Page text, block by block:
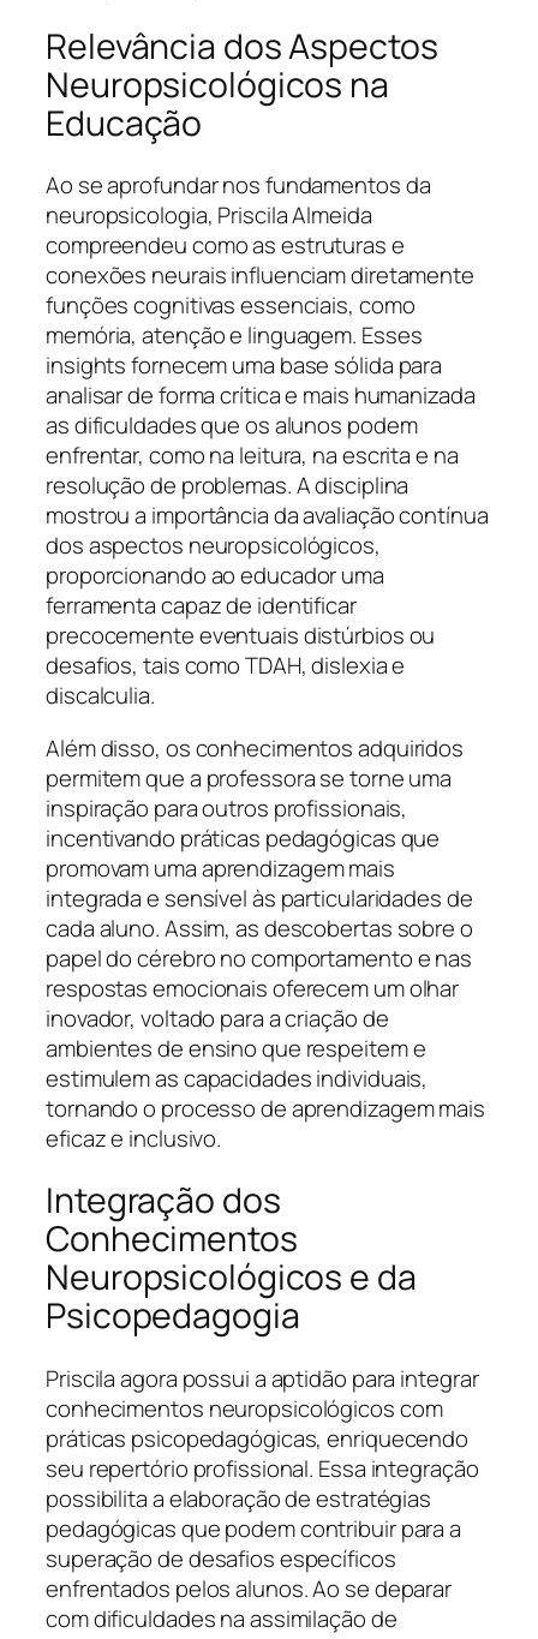
Relevância dos Aspectos
Neuropsicológicos na
Educação
Ao se aprofundar nos fundamentos da
neuropsicologia, Priscila Almeida
compreendeu como as estruturas e
conexões neurais influenciam diretamente
funções cognitivas essenciais, como
memória, atenção e linguagem. Esses
insights fornecem uma base sólida para
analisar de forma crítica e mais humanizada
as dificuldades que os alunos podem
enfrentar, como na leitura, na escrita e na
resolução de problemas. A disciplina
mostrou a importância da avaliação contínua
dos aspectos neuropsicológicos,
proporcionando ao educador uma
ferramenta capaz de identificar
precocemente eventuais distúrbios ou
desafios, tais como TDAH, dislexia e
discalculia.
Além disso, os conhecimentos adquiridos
permitem que a professora se torne uma
inspiração para outros profissionais,
incentivando práticas pedagógicas que
promovam uma aprendizagem mais
integrada e sensível às particularidades de
cada aluno. Assim, as descobertas sobre o
papel do cérebro no comportamento e nas
respostas emocionais oferecem um olhar
inovador, voltado para a criação de
ambientes de ensino que respeitem e
estimulem as capacidades individuais,
tornando o processo de aprendizagem mais
eficaz e inclusivo.
Integração dos
Conhecimentos
Neuropsicológicos e da
Psicopedagogia
Priscila agora possui a aptidão para integrar
conhecimentos neuropsicológicos com
práticas psicopedagógicas, enriquecendo
seu repertório profissional. Essa integração
possibilita a elaboração de estratégias
pedagógicas que podem contribuir para a
superação de desafios específicos
enfrentados pelos alunos. Ao se deparar
com dificuldades na assimilação de